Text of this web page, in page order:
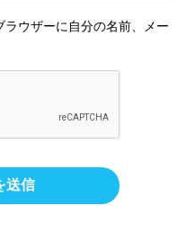
ウザーに自分の名前、メー